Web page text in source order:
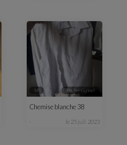
M professionnel
Chemise blanche 38
- le 25 juil. 2023